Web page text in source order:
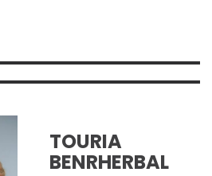
TOURIA
BENRHERBAL